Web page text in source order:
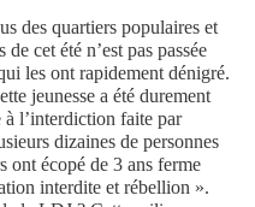
des quartiers populaires et
cet été n’est pas passée
les ont rapidement dénigré.
jeunesse a été durement
l’interdiction faite par
dizaines de personnes
ont écopé de 3 ans ferme
interdite et rébellion ».